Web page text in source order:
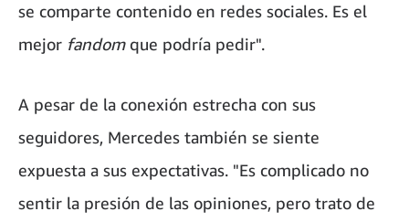
se comparte contenido en redes sociales. Es el
mejor fandomque podría pedir".
A pesar de la conexión estrecha con sus
seguidores, Mercedes también se siente
expuesta a sus expectativas. "Es complicado no
sentir la presión de las opiniones, pero trato de